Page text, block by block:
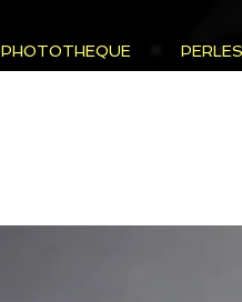
PHOTOTHEQUE PERLES